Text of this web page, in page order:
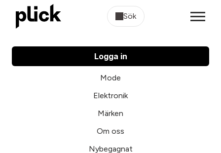
Sök
Logga in
Mode
Elektronik
Märken
Om oss
Nybegagnat